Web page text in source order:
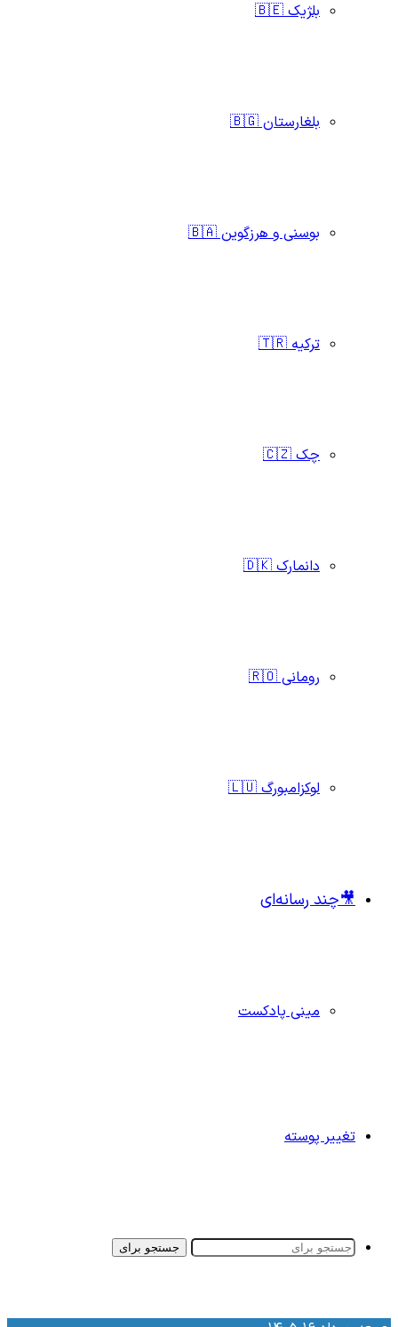
بلژیک 🇧🇪
بلغارستان 🇧🇬
بوسنی و هرزگوین 🇧🇦
ترکیه 🇹🇷
چک 🇨🇿
دانمارک 🇩🇰
رومانی 🇷🇴
لوکزامبورگ 🇱🇺
🎥چند رسانه‌ای
مینی پادکست
تغییر پوسته
جستجو برای